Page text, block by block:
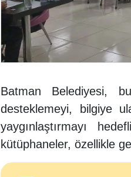
Batman Belediyesi,
desteklemeyi, bilgiye
yaygınlaştırmayı
kütüphaneler, özellikle